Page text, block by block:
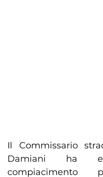
Il Commissario
Damiani ha
compiacimento